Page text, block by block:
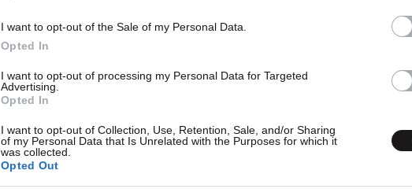
I want to opt-out of the Sale of my Personal Data.
Opted In
I want to opt-out of processing my Personal Data for Targeted
Advertising.
Opted In
I want to opt-out of Collection, Use, Retention, Sale, and/or Sharing
of my Personal Data that Is Unrelated with the Purposes for which it
was collected.
Opted Out